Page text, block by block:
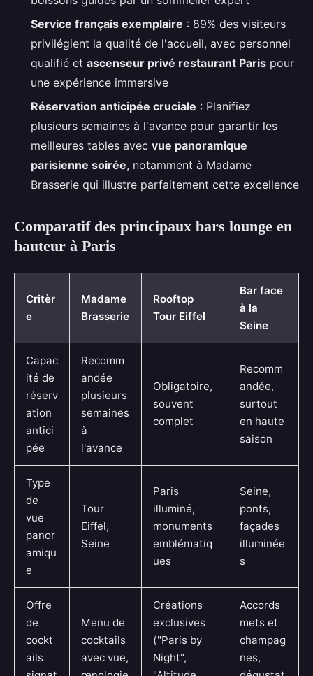
Service français exemplaire : 89% des visiteurs
privilégient la qualité de l'accueil, avec personnel
qualifié et ascenseur privé restaurant Paris pour
une expérience immersive
Réservation anticipée cruciale : Planifiez
plusieurs semaines à l'avance pour garantir les
meilleures tables avec vue panoramique
parisienne soirée, notamment à Madame
Brasserie qui illustre parfaitement cette excellence
Comparatif des principaux bars lounge en
hauteur à Paris
Critèr
e
Madame
Brasserie
Rooftop
Tour Eiffel
Bar face
à la
Seine
Capac
ité de
réserv
ation
antici
pée
Recomm
andée
plusieurs
semaines
à
l'avance
Obligatoire,
souvent
complet
Recomm
andée,
surtout
en haute
saison
Type
de
vue
panor
amiqu
e
Tour
Eiffel,
Seine
Paris
illuminé,
monuments
emblématiq
ues
Seine,
ponts,
façades
illuminée
s
Offre
de
cockt
ails
Menu de
cocktails
avec vue,
Créations
exclusives
("Paris by
Night",
Accords
mets et
champag
nes,